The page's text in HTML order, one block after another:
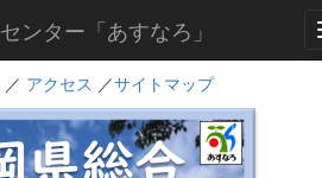
ンター「あすなろ」
／ アクセス ／サイトマップ